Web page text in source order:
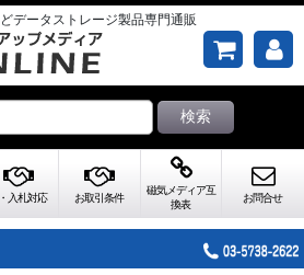
データストレージ製品専門通販
検索
入札対応 お取引条件
磁気メディア互
換表
お問合せ